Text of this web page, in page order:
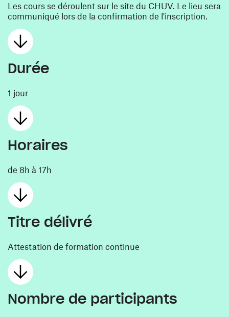
Les cours se déroulent sur le site du CHUV. Le lieu sera
communiqué lors de la confirmation de l'inscription.
Durée
1 jour
Horaires
de 8h à 17h
Titre délivré
Attestation de formation continue
Nombre de participants